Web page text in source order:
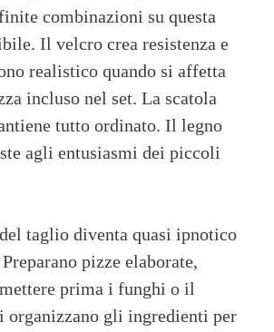
combinazioni su questa
Il velcro crea resistenza e
realistico quando si affetta
incluso nel set. La scatola
tutto ordinato. Il legno
agli entusiasmi dei piccoli
taglio diventa quasi ipnotico
pizze elaborate,
prima i funghi o il
organizzano gli ingredienti per